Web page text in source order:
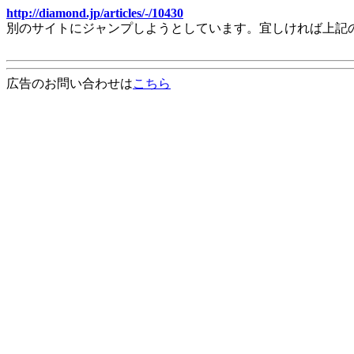
http://diamond.jp/articles/-/10430
別のサイトにジャンプしようとしています。宜しければ上
広告のお問い合わせはこちら